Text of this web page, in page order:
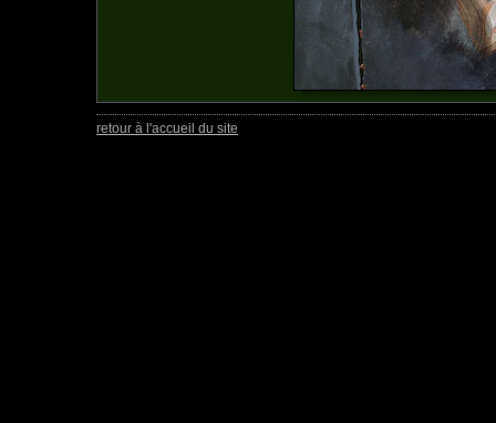
retour à l'accueil du site